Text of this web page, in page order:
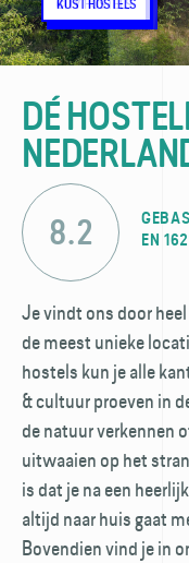
CITY HOSTELS
KUST HOSTELS
NATUUR HOSTELS
CITY HOSTELS
KUST HOSTELS
NATUUR HOSTELS
CITY HOSTELS
KUST HOSTELS
NATUUR HOSTELS
DÉ
8.2
EN
Je vindt ons door
de meest unieke
hostels kun je alle
& cultuur proeven in
de natuur verkennen
uitwaaien op het
is dat je na een
altijd naar huis gaat
Bovendien vind je in